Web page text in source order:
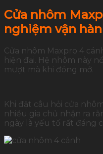
Cửa nhôm
nghiệm vận
Cửa nhôm Maxpro 4
hiện đại. Hệ nhôm này
mượt mà khi đóng mở.
Khi đặt câu hỏi cửa
nhiều gia chủ nhận ra
ngày là yếu tố rất đáng